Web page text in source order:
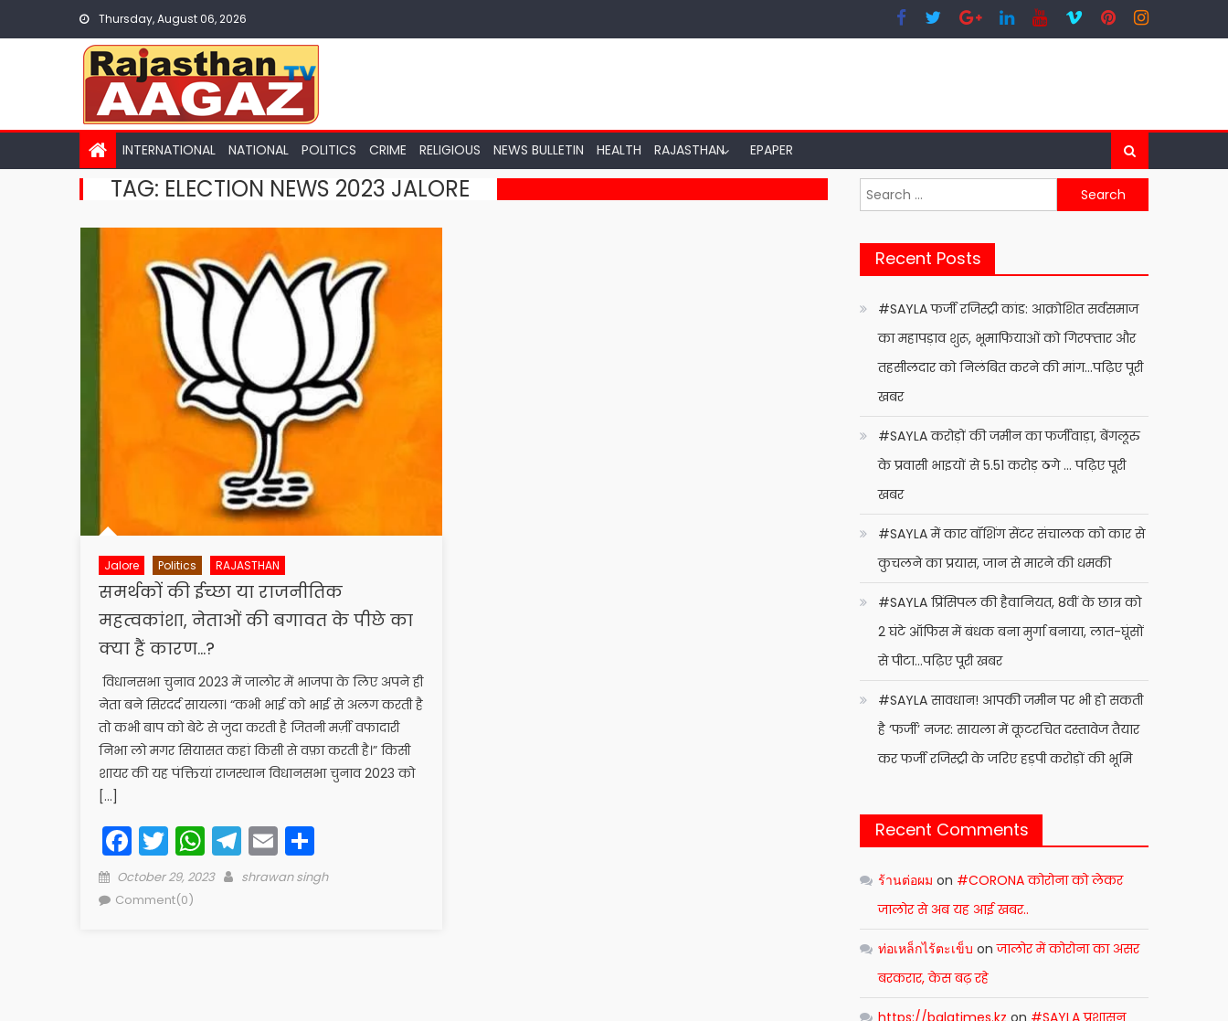
Thursday, August 06, 2026
INTERNATIONAL NATIONAL POLITICS CRIME RELIGIOUS NEWS BULLETIN HEALTH RAJASTHAN EPAPER
TAG: ELECTION NEWS 2023 JALORE
Jalore Politics RAJASTHAN
समर्थकों की ईच्छा या राजनीतिक
महत्वकांशा, नेताओं की बगावत के पीछे का
क्या हैं कारण…?
विधानसभा चुनाव 2023 में जालोर में भाजपा के लिए अपने ही
नेता बने सिरदर्द सायला। “कभी भाई को भाई से अलग करती है
तो कभी बाप को बेटे से जुदा करती है जितनी मर्ज़ी वफादारी
निभा लो मगर सियासत कहां किसी से वफ़ा करती है।” किसी
शायर की यह पंक्तियां राजस्थान विधानसभा चुनाव 2023 को
[…]
Facebook
Twitter
WhatsApp
Telegram
EmailShare
Posted
on
October 29, 2023 Author
shrawan singh
Comment(0)
Search
for:
Recent Posts
#SAYLA फर्जी रजिस्ट्री कांड: आक्रोशित सर्वसमाज
का महापड़ाव शुरू, भूमाफियाओं को गिरफ्तार और
तहसीलदार को निलंबित करने की मांग…पढ़िए पूरी
खबर
#SAYLA करोड़ों की जमीन का फर्जीवाड़ा, बेंगलूरु
के प्रवासी भाइयों से 5.51 करोड़ ठगे … पढ़िए पूरी
खबर
#SAYLA में कार वॉशिंग सेंटर संचालक को कार से
कुचलने का प्रयास, जान से मारने की धमकी
#SAYLA प्रिंसिपल की हैवानियत, 8वीं के छात्र को
2 घंटे ऑफिस में बंधक बना मुर्गा बनाया, लात-घूंसों
से पीटा…पढ़िए पूरी खबर
#SAYLA सावधान! आपकी जमीन पर भी हो सकती
है ‘फर्जी’ नजर: सायला में कूटरचित दस्तावेज तैयार
कर फर्जी रजिस्ट्री के जरिए हड़पी करोड़ों की भूमि
Recent Comments
ร้านต่อผม on #CORONA कोरोना को लेकर
जालोर से अब यह आई खबर..
ท่อเหล็กไร้ตะเข็บ onजालोर में कोरोना का असर
बरकरार, केस बढ़ रहे
https://balatimes.kz on #SAYLA प्रशासन